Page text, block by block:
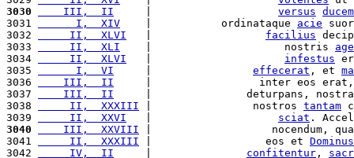
3030
    III,  II
versus ducem
3031
      I,  XIV
    |           ordinataque
acie
3032
     II,  XLVI
facilius
3033
     II,  XLI
    |                     nostris
3034
     II,  XLVI
infestus
3035
      I,  VI
effecerat , et
3036
    III,  II
|                 inter eos
3037
    III,  II
|               deturpans,
3038
     II,  XXXIII
|                nostros tantam
3039
     II,  XXVI
sciat .
3040
    III,  XXVIII
|                   nocendum,
3041
     II,  XXXIII
|                  eos et Dominus
3042
     IV,  II
confitentur ,